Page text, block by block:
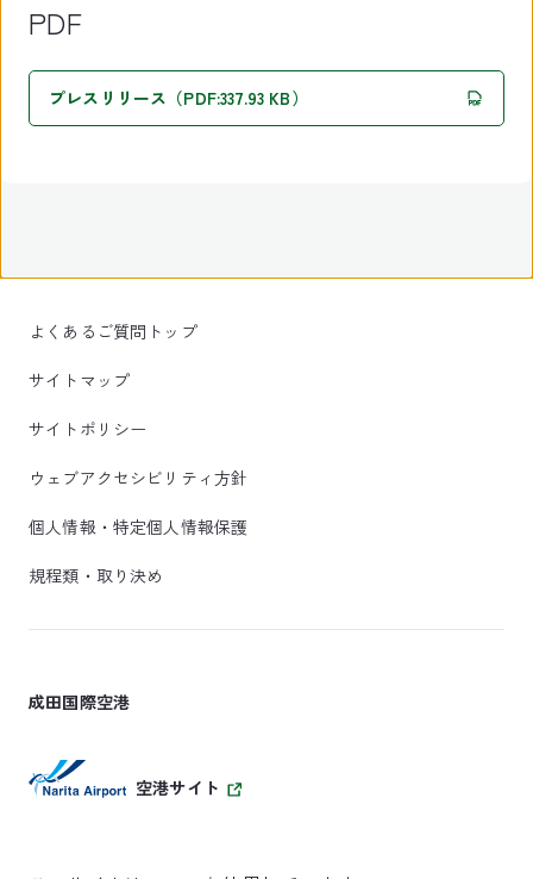
PDF
プレスリリース（PDF:337.93 KB）
よくあるご質問トップ
サイトマップ
サイトポリシー
ウェブアクセシビリティ方針
個人情報・特定個人情報保護
規程類・取り決め
成田国際空港
空港サイト